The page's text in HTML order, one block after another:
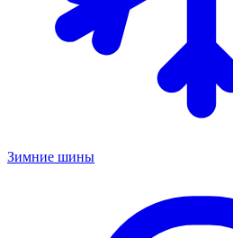
Зимние шины